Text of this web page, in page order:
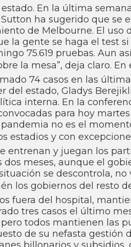
En la última
ha sugerido que se
de Melbourne. El uso
la gente se haga el test
75.619 pruebas. Aun
la mesa”, deja claro. En
74 casos en las
del estado, Gladys
interna. En la
para hoy
no es el
estadios y con
entrenan y juegan los
meses, aunque el
se descontrola,
los gobiernos del resto
fuera del hospital,
tres casos el último
todos mantienen las
de su nefasta gestión